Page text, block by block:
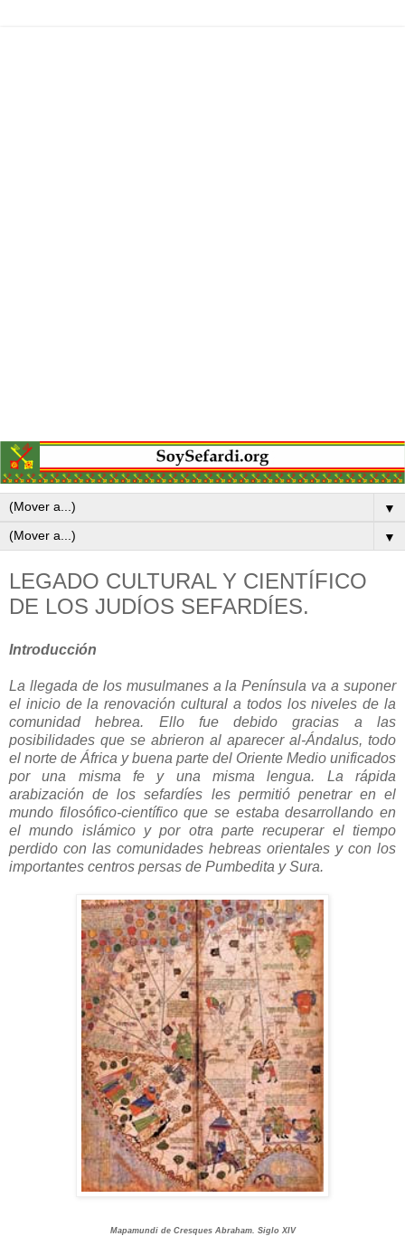
▼
▼
LEGADO CULTURAL Y CIENTÍFICO
DE LOS JUDÍOS SEFARDÍES.
Introducción
La llegada de los musulmanes a la Península va a suponer
el inicio de la renovación cultural a todos los niveles de la
comunidad hebrea. Ello fue debido gracias a las
posibilidades que se abrieron al aparecer al-Ándalus, todo
el norte de África y buena parte del Oriente Medio unificados
por una misma fe y una misma lengua. La rápida
arabización de los sefardíes les permitió penetrar en el
mundo filosófico-científico que se estaba desarrollando en
el mundo islámico y por otra parte recuperar el tiempo
perdido con las comunidades hebreas orientales y con los
importantes centros persas de Pumbedita y Sura.
Mapamundi de Cresques Abraham. Siglo XIV